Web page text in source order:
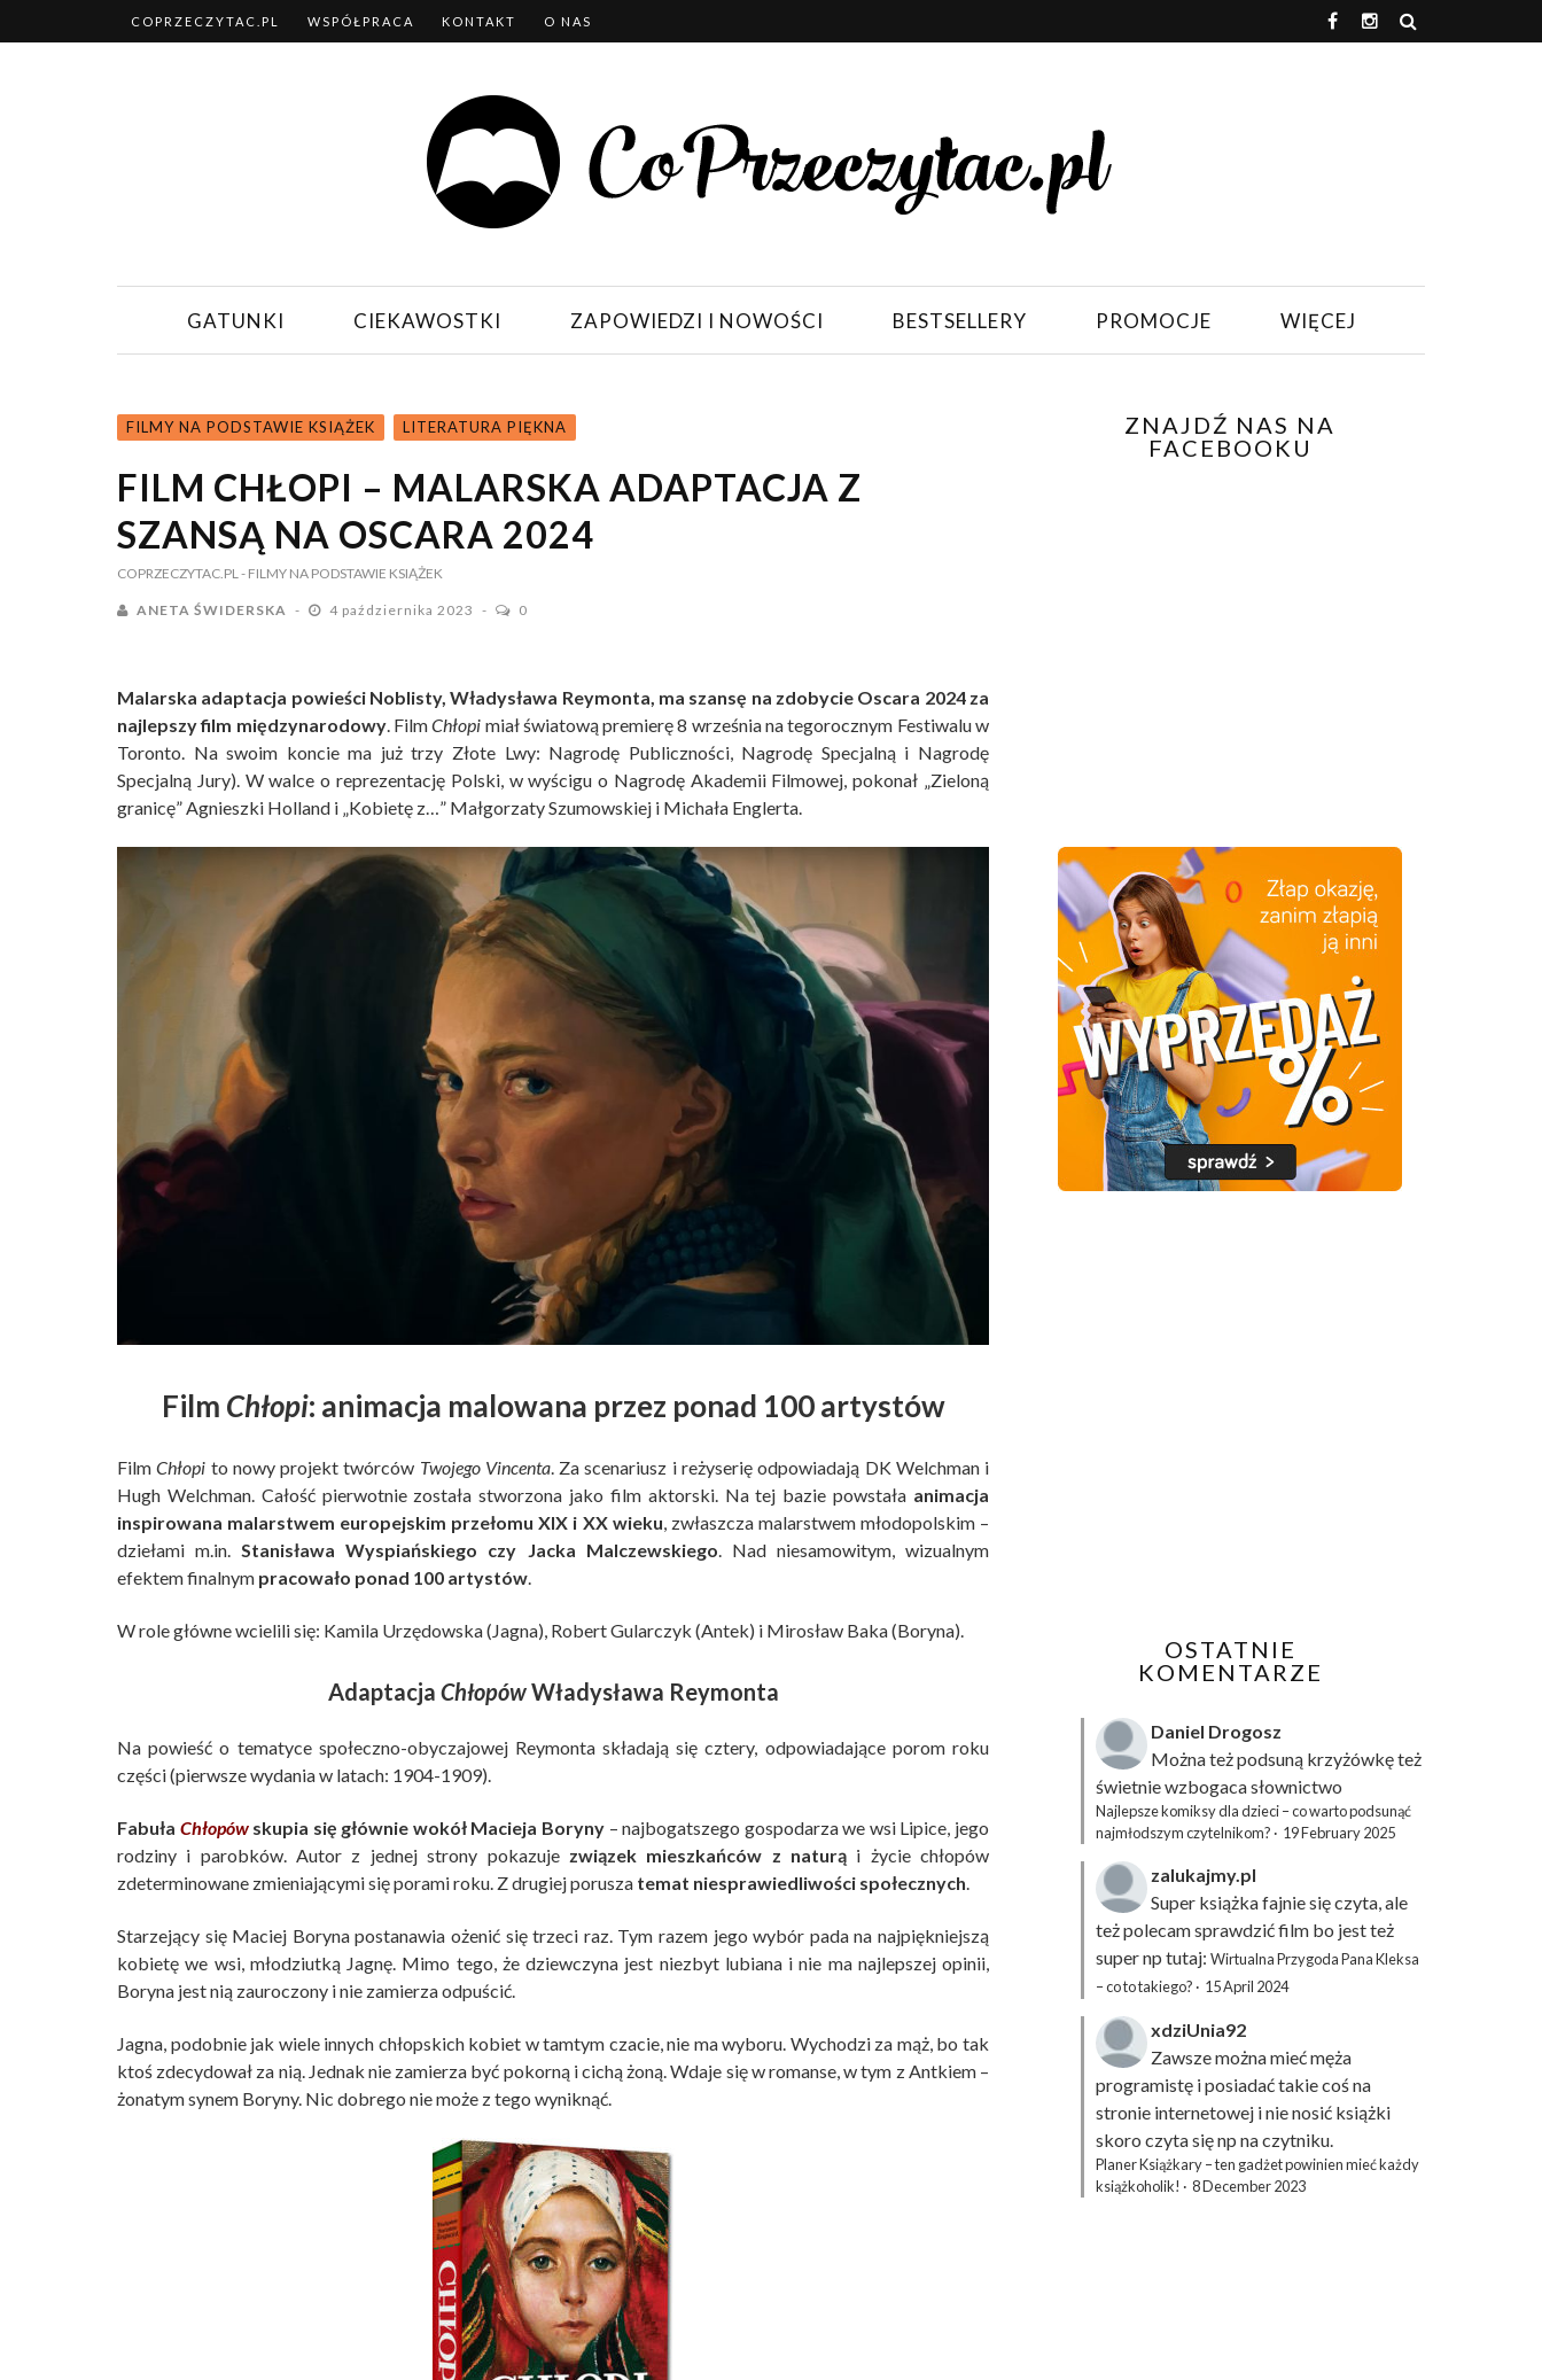
COPRZECZYTAC.PL WSPÓŁPRACA KONTAKT O NAS
GATUNKI CIEKAWOSTKI ZAPOWIEDZI I NOWOŚCI BESTSELLERY PROMOCJE WIĘCEJ
FILMY NA PODSTAWIE KSIĄŻEK LITERATURA PIĘKNA
FILM CHŁOPI – MALARSKA ADAPTACJA Z
SZANSĄ NA OSCARA 2024
COPRZECZYTAC.PL- FILMY NA PODSTAWIE KSIĄŻEK
ANETA ŚWIDERSKA 4 października 2023 0
Malarska adaptacja powieści Noblisty, Władysława Reymonta, ma szansę na zdobycie Oscara 2024 za
najlepszy film międzynarodowy. FilmChłopi miał światową premierę 8 września na tegorocznym Festiwalu w
Toronto. Na swoim koncie ma już trzy Złote Lwy: Nagrodę Publiczności, Nagrodę Specjalną i Nagrodę
Specjalną Jury). W walce o reprezentację Polski, w wyścigu o Nagrodę Akademii Filmowej, pokonał „Zieloną
granicę” Agnieszki Holland i „Kobietę z…” Małgorzaty Szumowskiej i Michała Englerta.
Film Chłopi: animacja malowana przez ponad 100 artystów
FilmChłopi to nowy projekt twórców Twojego Vincenta. Za scenariusz i reżyserię odpowiadają DK Welchman i
Hugh Welchman. Całość pierwotnie została stworzona jako film aktorski. Na tej bazie powstała animacja
inspirowana malarstwem europejskim przełomu XIX i XX wieku, zwłaszcza malarstwem młodopolskim –
dziełami m.in.Stanisława Wyspiańskiego czy Jacka Malczewskiego. Nad niesamowitym, wizualnym
efektem finalnym pracowało ponad 100 artystów.
W role główne wcielili się: Kamila Urzędowska (Jagna), Robert Gularczyk (Antek) i Mirosław Baka (Boryna).
Adaptacja ChłopówWładysława Reymonta
Na powieść o tematyce społeczno-obyczajowej Reymonta składają się cztery, odpowiadające porom roku
części (pierwsze wydania w latach: 1904-1909).
Fabuła Chłopówskupia się głównie wokół Macieja Boryny – najbogatszego gospodarza we wsi Lipice, jego
rodziny i parobków. Autor z jednej strony pokazuje związek mieszkańców z naturąi życie chłopów
zdeterminowane zmieniającymi się porami roku. Z drugiej porusza temat niesprawiedliwości społecznych.
Starzejący się Maciej Boryna postanawia ożenić się trzeci raz. Tym razem jego wybór pada na najpiękniejszą
kobietę we wsi, młodziutką Jagnę. Mimo tego, że dziewczyna jest niezbyt lubiana i nie ma najlepszej opinii,
Boryna jest nią zauroczony i nie zamierza odpuścić.
Jagna, podobnie jak wiele innych chłopskich kobiet w tamtym czacie, nie ma wyboru. Wychodzi za mąż, bo tak
ktoś zdecydował za nią. Jednak nie zamierza być pokorną i cichą żoną. Wdaje się w romanse, w tym z Antkiem –
żonatym synem Boryny. Nic dobrego nie może z tego wyniknąć.
ZNAJDŹ NAS NA
FACEBOOKU
OSTATNIE
KOMENTARZE
Daniel Drogosz
Można też podsuną krzyżówkęteż
świetnie wzbogaca słownictwo
Najlepsze komiksy dla dzieci – co warto podsunąć
najmłodszym czytelnikom? · 19 February 2025
zalukajmy.pl
Super książka fajnie się czyta, ale
też polecam sprawdzić film bo jest też
super np tutaj: Wirtualna Przygoda Pana Kleksa
– co to takiego? · 15 April 2024
xdziUnia92
Zawsze można mieć męża
programistę i posiadać takie coś na
stronie internetowej i nie nosić książki
skoro czyta się np na czytniku.
Planer Książkary – ten gadżet powinien mieć każdy
książkoholik! · 8 December 2023